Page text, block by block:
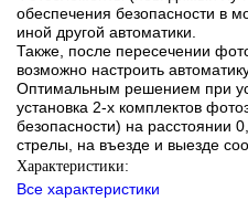
обеспечения безопасности в
иной другой автоматики.
Также, после пересечении
возможно настроить
Оптимальным решением при
установка 2-х комплектов
безопасности) на расстоянии
стрелы, на въезде и выезде
Характеристики:
Все характеристики